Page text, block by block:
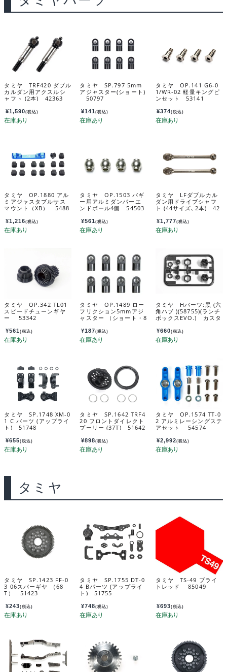
タミヤ TRF420 ダブル
カルダン用アクスルシ
ャフト (2本) 42363
¥1,590(税込)
タミヤ SP.797 5mm
アジャスター(ショート)
50797
¥141(税込)
タミヤ OP.141 G6-0
1/WR-02 軽量キングピ
ンセット 53141
¥374(税込)
タミヤ OP.1880 アル
ミアジャスタブルサス
マウント（XB） 5488
¥1,216(税込)
タミヤ OP.1503 バギ
ー用アルミダンパーエ
ンドボール4個 54503
¥561(税込)
タミヤ LFダブルカル
ダン用ドライブシャフ
ト (44サイズ､2本) 42
¥1,777(税込)
タミヤ OP.342 TL01
スピードチューンギヤ
ー 53342
¥561(税込)
タミヤ OP.1489 ロー
フリクション5mmアジ
ャスター （ショート・8
¥187(税込)
タミヤ Hパーツ:黒 (六
角ハブ )(58755)(ランチ
ボックスEVO.) カスタ
9007817-000
¥660(税込)
タミヤ SP.1748 XM-0
1 C パーツ (アップライ
ト) 51748
¥655(税込)
タミヤ SP.1642 TRF4
20 フロントダイレクト
プーリー (37T) 51642
¥898(税込)
タミヤ OP.1574 TT-0
2 アルミレーシングステ
アセット 54574
¥2,992(税込)
タミヤ
タミヤ SP.1423 FF-0
3 06スパーギヤ （68
T） 51423
¥243(税込)
タミヤ SP.1755 DT-0
4 Bパーツ (アップライ
ト) 51755
¥748(税込)
タミヤ TS-49 ブライ
トレッド 85049
¥693(税込)